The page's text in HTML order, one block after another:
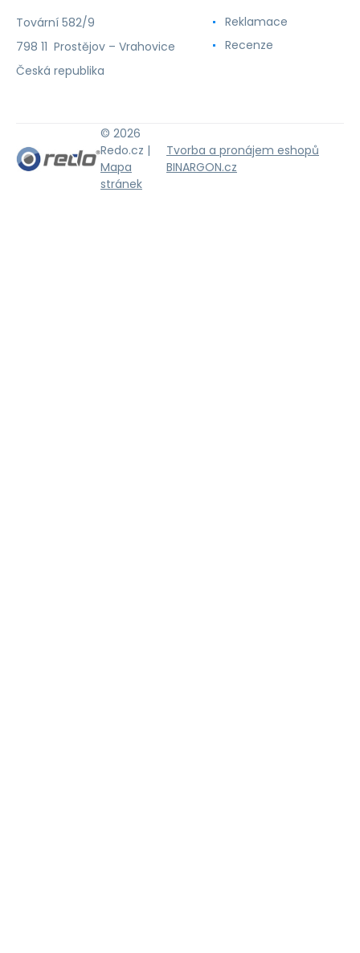
Tovární 582/9
798 11 Prostějov – Vrahovice
Česká republika
Reklamace
Recenze
© 2026
Redo.cz |
Mapa
stránek
Tvorba a pronájem eshopů
BINARGON.cz